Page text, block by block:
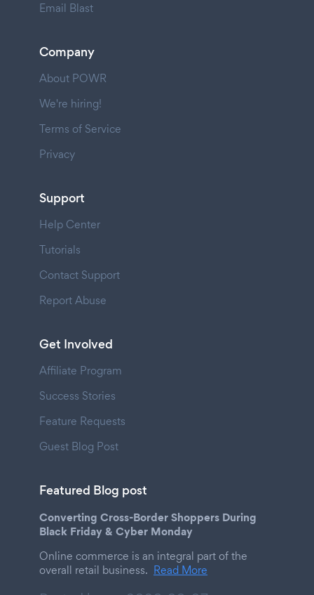
Email Blast
Company
About POWR
We're hiring!
Terms of Service
Privacy
Support
Help Center
Tutorials
Contact Support
Report Abuse
Get Involved
Affiliate Program
Success Stories
Feature Requests
Guest Blog Post
Featured Blog post
Converting Cross-Border Shoppers During
Black Friday & Cyber Monday
Online commerce is an integral part of the
overall retail business. Read More